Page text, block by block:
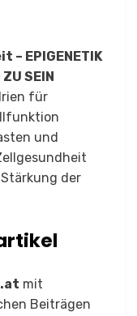
EPIGENETIK
ZU SEIN
für
und
der
mit
Beiträgen